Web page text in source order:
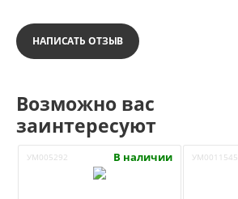
НАПИСАТЬ ОТЗЫВ
Возможно вас
заинтересуют
УМ005292 В наличии УМ0011545